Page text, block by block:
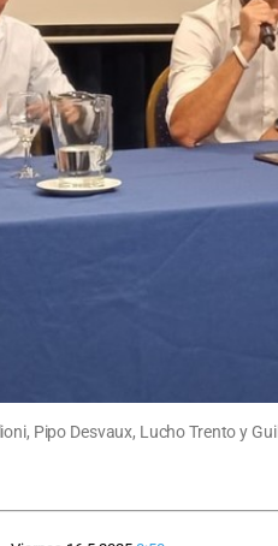
Pipo Desvaux, Lucho Trento y